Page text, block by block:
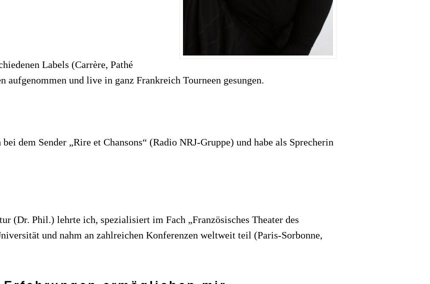
Labels (Carrère, Pathé
und live in ganz Frankreich Tourneen gesungen.
dem Sender „Rire et Chansons“ (Radio NRJ-Gruppe) und habe als Sprecherin
(Dr. Phil.) lehrte ich, spezialisiert im Fach „Französisches Theater des
und nahm an zahlreichen Konferenzen weltweit teil (Paris-Sorbonne,